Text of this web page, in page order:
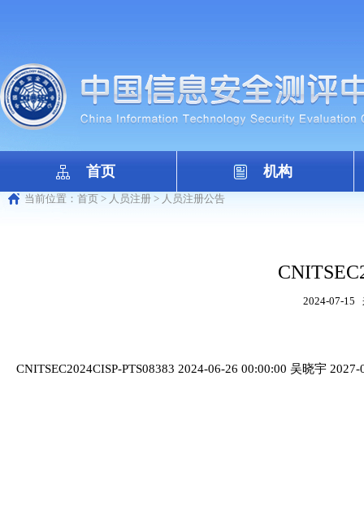
首页 机构
当前位置： 首页 > 人员注册 > 人员注册公告
2024-07-15
CNITSEC2024CISP-PTS08383 2024-06-26 00:00:00 吴晓宇